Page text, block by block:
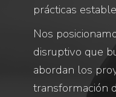
prácticas
Nos
disruptivo que
abordan los
transformación